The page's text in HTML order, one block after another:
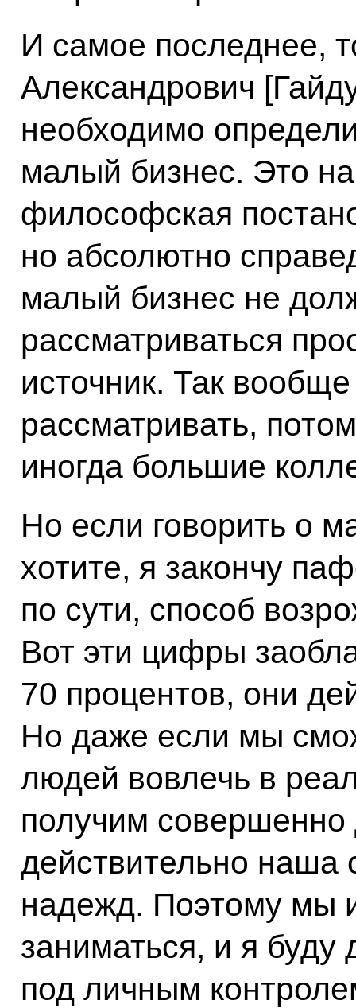
И самое последнее,
Александрович
необходимо
малый бизнес. Это
философская
но абсолютно
малый бизнес не
рассматриваться
источник. Так
рассматривать,
иногда большие
Но если говорить о
хотите, я закончу
по сути, способ
Вот эти цифры
70 процентов, они
Но даже если мы
людей вовлечь в
получим совершенно
действительно наша
надежд. Поэтому мы
заниматься, и я буду
под личным